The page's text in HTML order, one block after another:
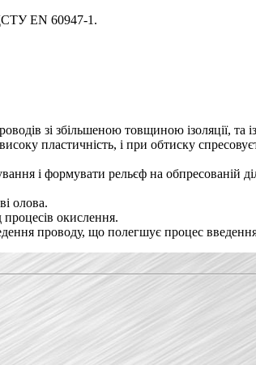
EN 60947-1.
зі збільшеною товщиною ізоляції, та
пластичність, і при обтиску
і формувати рельєф на
олова.
процесів окислення.
проводу, що полегшує процес